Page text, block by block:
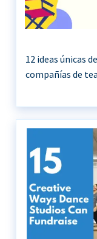
12 ideas únicas
compañías de